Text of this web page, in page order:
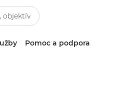
Pomoc a podpora